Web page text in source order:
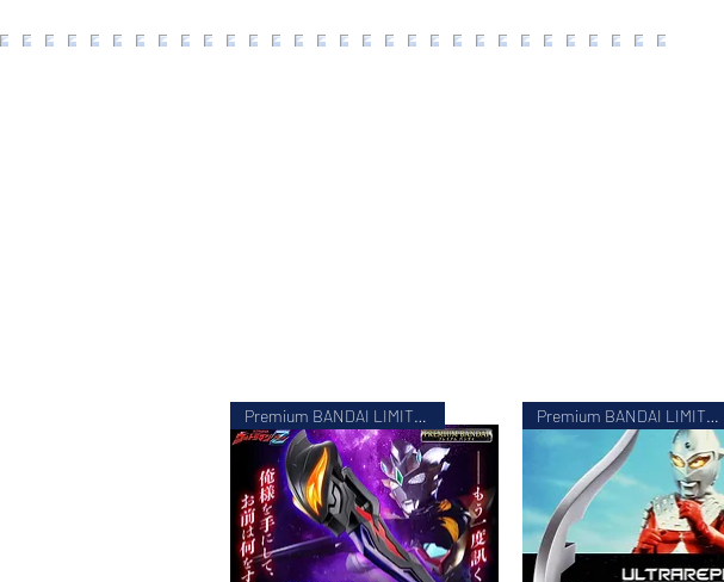
Premium BANDAI LIMITED Premium BANDAI LIMITED